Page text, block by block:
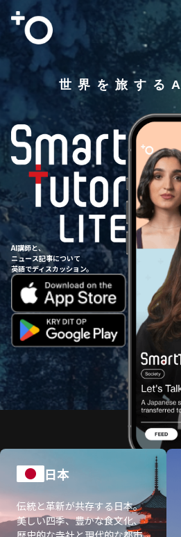
世界を旅する
AI講師と、
ニュース記事について
英語でディスカッション。
日本
伝統と革新が共存する日本。
美しい四季、豊かな食文化、